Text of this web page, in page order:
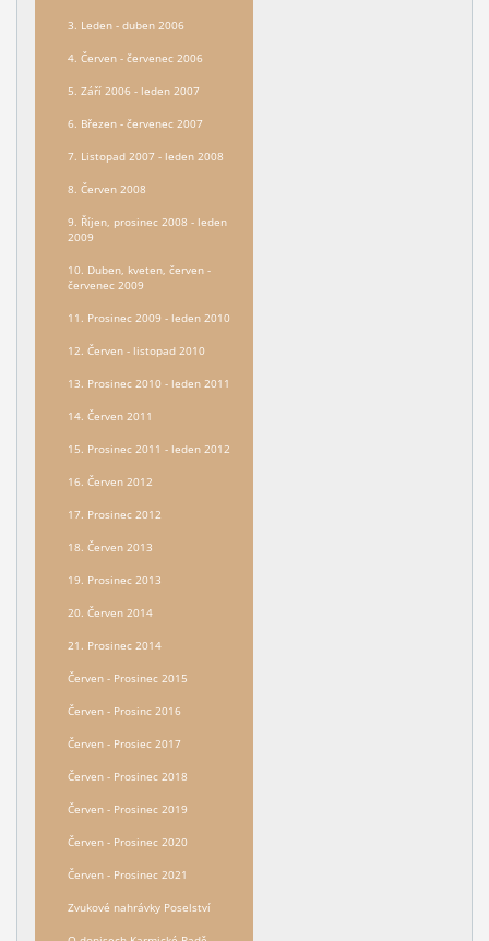
3. Leden - duben 2006
4. Červen - červenec 2006
5. Září 2006 - leden 2007
6. Březen - červenec 2007
7. Listopad 2007 - leden 2008
8. Červen 2008
9. Říjen, prosinec 2008 - leden
2009
10. Duben, kveten, červen -
červenec 2009
11. Prosinec 2009 - leden 2010
12. Červen - listopad 2010
13. Prosinec 2010 - leden 2011
14. Červen 2011
15. Prosinec 2011 - leden 2012
16. Červen 2012
17. Prosinec 2012
18. Červen 2013
19. Prosinec 2013
20. Červen 2014
21. Prosinec 2014
Červen - Prosinec 2015
Červen - Prosinc 2016
Červen - Prosiec 2017
Červen - Prosinec 2018
Červen - Prosinec 2019
Červen - Prosinec 2020
Červen - Prosinec 2021
Zvukové nahrávky Poselství